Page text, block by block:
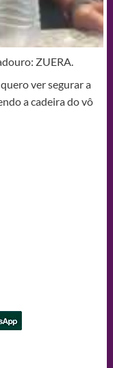
ZUERA.
ver segurar a
a cadeira do vô